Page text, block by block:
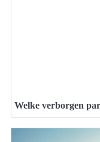
Welke verborgen